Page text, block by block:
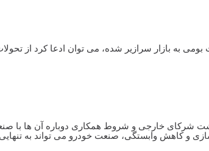
به بازار سرازیر شده، می توان ادعا کرد از
شرکای خارجی و شروط همکاری دوباره آن ها با
سازی و کاهش وابستگی، صنعت خودرو می تواند به